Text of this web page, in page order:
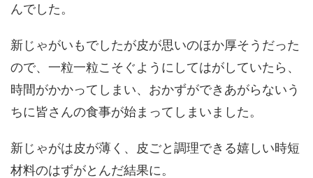
んでした。
新じゃがいもでしたが皮が思いのほか厚そうだった
ので、一粒一粒こそぐようにしてはがしていたら、
時間がかかってしまい、おかずができあがらないう
ちに皆さんの食事が始まってしまいました。
新じゃがは皮が薄く、皮ごと調理できる嬉しい時短
材料のはずがとんだ結果に。